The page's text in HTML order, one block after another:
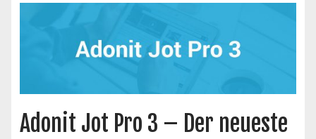
Adonit Jot Pro 3 – Der neueste